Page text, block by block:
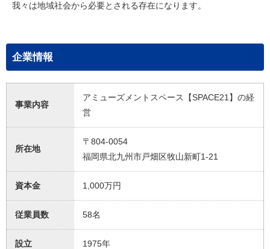
我々は地域社会から必要とされる存在になります。
企業情報
事業内容
アミューズメントスペース【SPACE21】の経
営
所在地
〒804-0054
福岡県北九州市戸畑区牧山新町1-21
資本金 1,000万円
従業員数 58名
設立 1975年